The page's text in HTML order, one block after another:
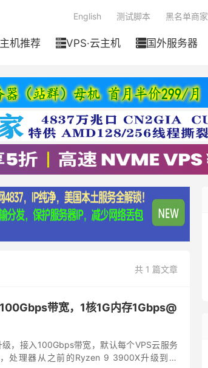
主机推荐 VPS·云主机 国外服务器
English 测试脚本 黑名单商家
共 1 篇文章
带宽，1核1G内存1Gbps@
，接入100Gbps带宽，默认每个VPS云服务
处理器从之前的Ryzen 9 3900X升级到了